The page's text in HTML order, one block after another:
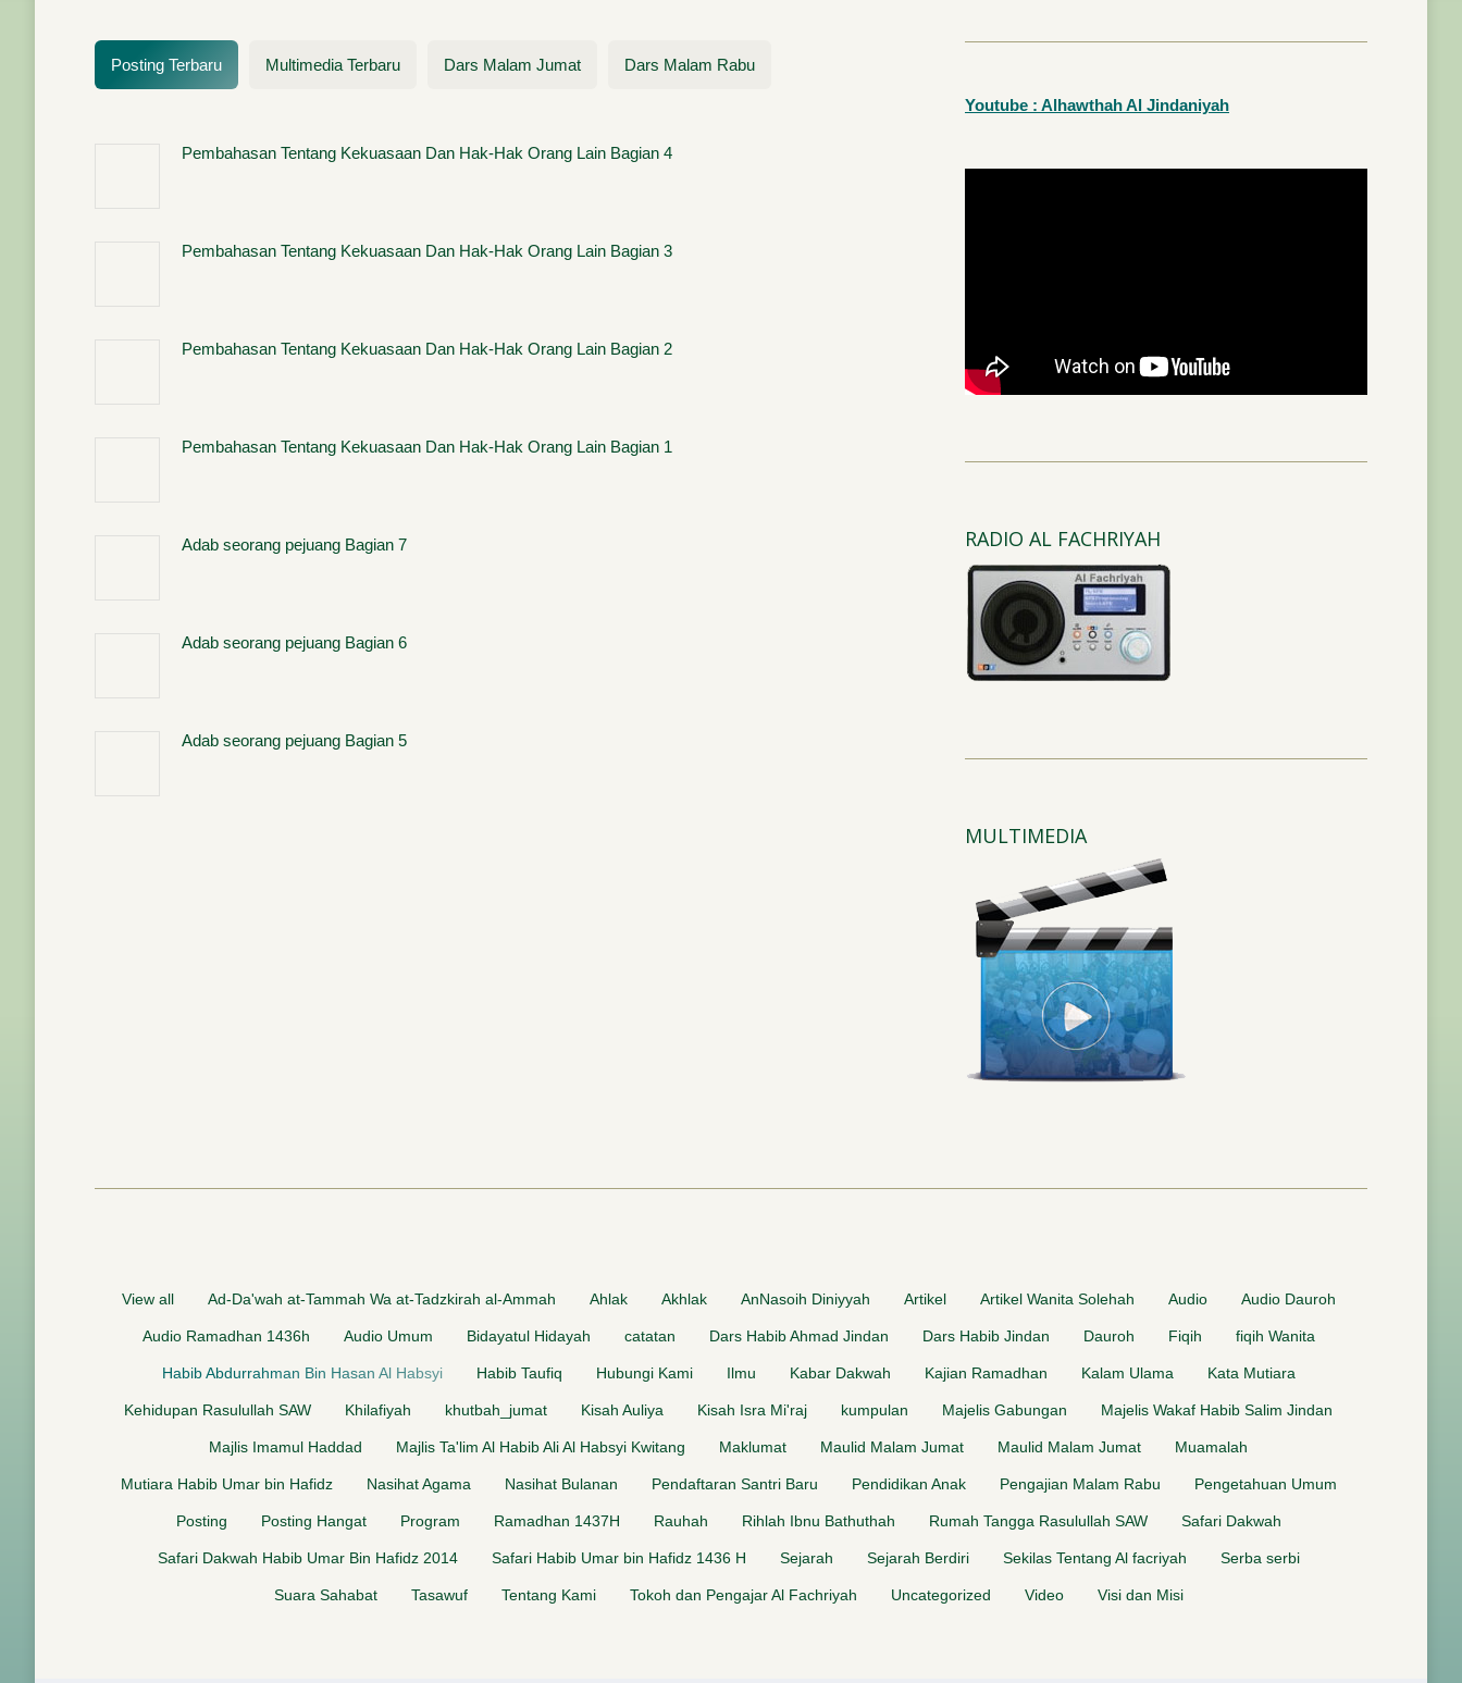
Posting Terbaru Multimedia Terbaru Dars Malam Jumat Dars Malam Rabu
Pembahasan Tentang Kekuasaan Dan Hak-Hak Orang Lain Bagian 4
Pembahasan Tentang Kekuasaan Dan Hak-Hak Orang Lain Bagian 3
Pembahasan Tentang Kekuasaan Dan Hak-Hak Orang Lain Bagian 2
Pembahasan Tentang Kekuasaan Dan Hak-Hak Orang Lain Bagian 1
Adab seorang pejuang Bagian 7
Adab seorang pejuang Bagian 6
Adab seorang pejuang Bagian 5
Youtube : Alhawthah Al Jindaniyah
RADIO AL FACHRIYAH
MULTIMEDIA
View all Ad-Da'wah at-Tammah Wa at-Tadzkirah al-Ammah Ahlak Akhlak AnNasoih Diniyyah Artikel Artikel Wanita Solehah Audio Audio Dauroh
Audio Ramadhan 1436h Audio Umum Bidayatul Hidayah catatan Dars Habib Ahmad Jindan Dars Habib Jindan Dauroh Fiqih fiqih Wanita
Habib Abdurrahman Bin Hasan Al Habsyi Habib Taufiq Hubungi Kami Ilmu Kabar Dakwah Kajian Ramadhan Kalam Ulama Kata Mutiara
Kehidupan Rasulullah SAW Khilafiyah khutbah_jumat Kisah Auliya Kisah Isra Mi'raj kumpulan Majelis Gabungan Majelis Wakaf Habib Salim Jindan
Majlis Imamul Haddad Majlis Ta'lim Al Habib Ali Al Habsyi Kwitang Maklumat Maulid Malam Jumat Maulid Malam Jumat Muamalah
Mutiara Habib Umar bin Hafidz Nasihat Agama Nasihat Bulanan Pendaftaran Santri Baru Pendidikan Anak Pengajian Malam Rabu Pengetahuan Umum
Posting Posting Hangat Program Ramadhan 1437H Rauhah Rihlah Ibnu Bathuthah Rumah Tangga Rasulullah SAW Safari Dakwah
Safari Dakwah Habib Umar Bin Hafidz 2014 Safari Habib Umar bin Hafidz 1436 H Sejarah Sejarah Berdiri Sekilas Tentang Al facriyah Serba serbi
Suara Sahabat Tasawuf Tentang Kami Tokoh dan Pengajar Al Fachriyah Uncategorized Video Visi dan Misi